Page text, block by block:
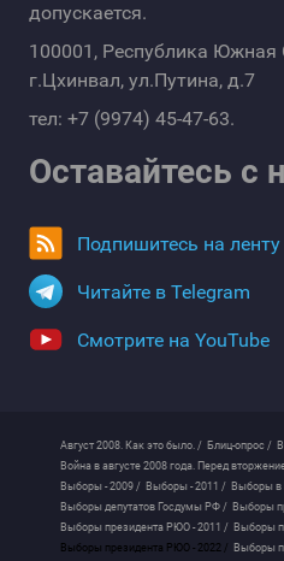
допускается.
100001, Республика Южная
г.Цхинвал, ул.Путина, д.7
тел: +7 (9974) 45-47-63.
Оставайтесь с
Подпишитесь на ленту
Читайте в Telegram
Смотрите на YouTube
Август 2008. Как это было. / Блиц-опрос /
Война в августе 2008 года. Перед
Выборы - 2009 / Выборы - 2011 / Выборы в
Выборы депутатов Госдумы РФ / Выборы
Выборы президента РЮО - 2011 / Выборы
Выборы президента РЮО - 2022 / Выборы